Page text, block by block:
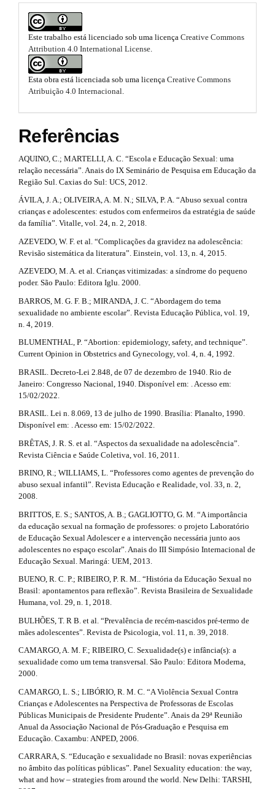
n
#
#
p
l
u
i
n
s
.
e
m
e
o
o
s
t
r
a
p
.
a
c
c
e
s
i
b
l
e
_
m
e
u
.
s
d
b
a
r
#
#
e
.
m
a
i
n
#
#
b
o
o
t
s
t
r
a
p
3
.
a
r
t
i
c
l
e
.
d
e
t
a
i
l
s
#
#
Este trabalho está licenciado sob uma licença Creative Commons
Attribution 4.0 International License
Esta obra está licenciada sob uma licença Creative Commons
Atribuição 4.0 Internacional
Referências
AQUINO, C.; MARTELLI, A. C. “Escola e Educação Sexual: uma
relação necessária”. Anais do IX Seminário de Pesquisa em Educação da
Região Sul. Caxias do Sul: UCS, 2012.
ÁVILA, J. A.; OLIVEIRA, A. M. N.; SILVA, P. A. “Abuso sexual contra
crianças e adolescentes: estudos com enfermeiros da estratégia de saúde
da família”. Vitalle, vol. 24, n. 2, 2018.
AZEVEDO, W. F. et al. “Complicações da gravidez na adolescência:
Revisão sistemática da literatura”. Einstein, vol. 13, n. 4, 2015.
AZEVEDO, M. A. et al. Crianças vitimizadas: a síndrome do pequeno
poder. São Paulo: Editora Iglu. 2000.
BARROS, M. G. F. B.; MIRANDA, J. C. “Abordagem do tema
sexualidade no ambiente escolar”. Revista Educação Pública, vol. 19,
n. 4, 2019.
BLUMENTHAL, P. “Abortion: epidemiology, safety, and technique”.
Current Opinion in Obstetrics and Gynecology, vol. 4, n. 4, 1992.
BRASIL. Decreto-Lei 2.848, de 07 de dezembro de 1940. Rio de
Janeiro: Congresso Nacional, 1940. Disponível em: . Acesso em:
15/02/2022.
BRASIL. Lei n. 8.069, 13 de julho de 1990. Brasília: Planalto, 1990.
Disponível em: . Acesso em: 15/02/2022.
BRÊTAS, J. R. S. et al. “Aspectos da sexualidade na adolescência”.
Revista Ciência e Saúde Coletiva, vol. 16, 2011.
BRINO, R.; WILLIAMS, L. “Professores como agentes de prevenção do
abuso sexual infantil”. Revista Educação e Realidade, vol. 33, n. 2,
2008.
BRITTOS, E. S.; SANTOS, A. B.; GAGLIOTTO, G. M. “A importância
da educação sexual na formação de professores: o projeto Laboratório
de Educação Sexual Adolescer e a intervenção necessária junto aos
adolescentes no espaço escolar”. Anais do III Simpósio Internacional de
Educação Sexual. Maringá: UEM, 2013.
BUENO, R. C. P.; RIBEIRO, P. R. M.. “História da Educação Sexual no
Brasil: apontamentos para reflexão”. Revista Brasileira de Sexualidade
Humana, vol. 29, n. 1, 2018.
BULHÕES, T. R B. et al. “Prevalência de recém-nascidos pré-termo de
mães adolescentes”. Revista de Psicologia, vol. 11, n. 39, 2018.
CAMARGO, A. M. F.; RIBEIRO, C. Sexualidade(s) e infância(s): a
sexualidade como um tema transversal. São Paulo: Editora Moderna,
2000.
CAMARGO, L. S.; LIBÓRIO, R. M. C. “A Violência Sexual Contra
Crianças e Adolescentes na Perspectiva de Professoras de Escolas
Públicas Municipais de Presidente Prudente”. Anais da 29ª Reunião
Anual da Associação Nacional de Pós-Graduação e Pesquisa em
Educação. Caxambu: ANPED, 2006.
CARRARA, S. “Educação e sexualidade no Brasil: novas experiências
no âmbito das políticas públicas”. Panel Sexuality education: the way,
what and how – strategies from around the world. New Delhi: TARSHI,